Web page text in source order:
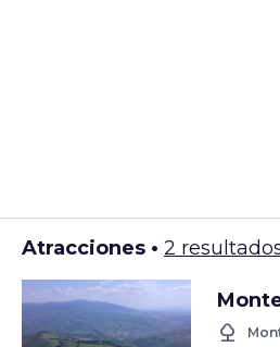
Atracciones • 2
nature